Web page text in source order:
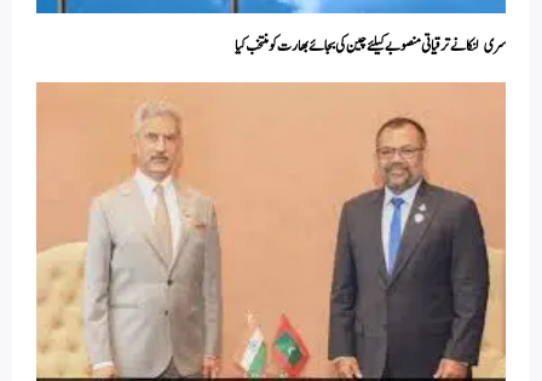
سری لنکا نے ترقیاتی منصوبے کیلئے چین کی بجائے بھارت کو منتخب کیا